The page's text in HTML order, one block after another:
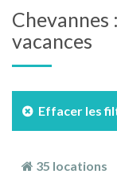
Chevannes
vacances
Effacer les
35 locations